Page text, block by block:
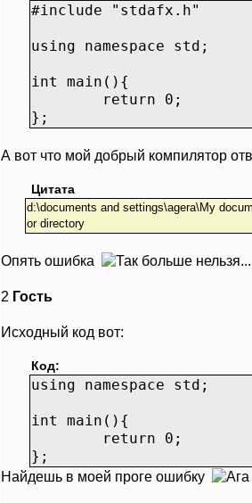
#include "stdafx.h"
using namespace std;
int main(){
return 0;
};
А вот что мой добрый компилятор
Цитата
d:\documents and settings\agera\My
or directory
Опять ошибка
2 Гость
Исходный код вот:
Код:
using namespace std;
int main(){
return 0;
};
Найдешь в моей проге ошибку